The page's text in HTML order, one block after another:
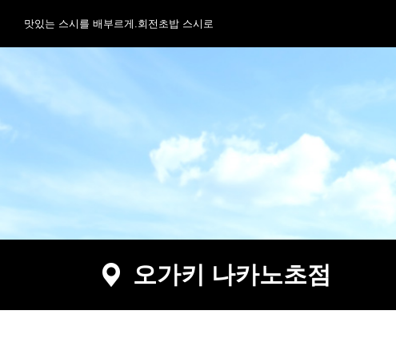
맛있는 스시를 배부르게.회전초밥 스시로
오가키 나카노초점